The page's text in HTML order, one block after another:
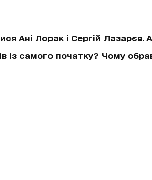
Ані Лорак і Сергій Лазарєв.
із самого початку? Чому